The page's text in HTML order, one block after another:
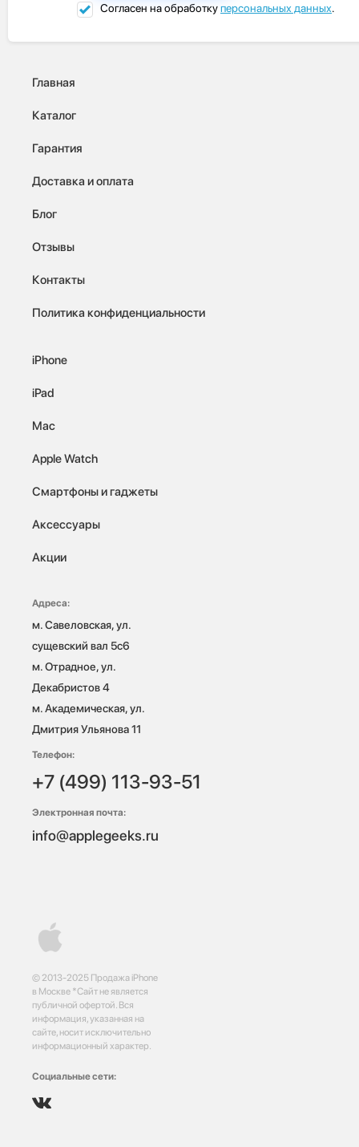
Согласен на обработкуперсональных данных.
© 2013-2025 Продажа iPhone
в Москве *Сайт не является
публичной офертой. Вся
информация, указанная на
сайте, носит исключительно
информационный характер.
Социальные сети:
Главная
Каталог
Гарантия
Доставка и оплата
Блог
Отзывы
Контакты
Политика конфиденциальности
iPhone
iPad
Mac
Apple Watch
Смартфоны и гаджеты
Аксессуары
Акции
Адреса:
м. Савеловская, ул.
сущевский вал 5с6
м. Отрадное, ул.
Декабристов 4
м. Академическая, ул.
Дмитрия Ульянова 11
Телефон:
+7 (499) 113-93-51
Электронная почта:
info@applegeeks.ru